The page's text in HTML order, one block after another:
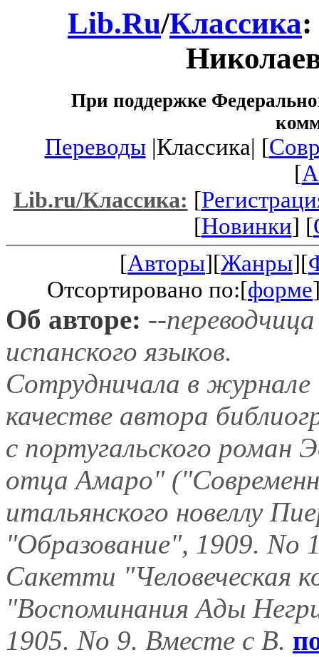
Lib.Ru/Классика:
При поддержке
Переводы|Классика| [
[
Lib.ru/Классика: [
[Новинки] [
[Авторы][Жанры][
Отсортировано по:[форме
Об авторе: --
испанского языков.
Сотрудничала в
качестве автора
с португальского роман
отца Амаро"
итальянского новеллу
"Образование", 1909. No
Сакетти "Человеческая
"Воспоминания Ады
1905. No 9. Вместе с В.